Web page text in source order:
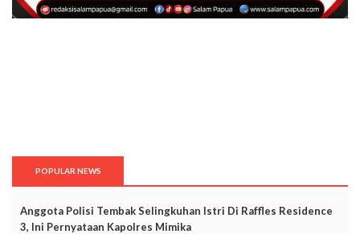
POPULAR NEWS
Anggota Polisi Tembak Selingkuhan Istri Di Raffles Residence
3, Ini Pernyataan Kapolres Mimika